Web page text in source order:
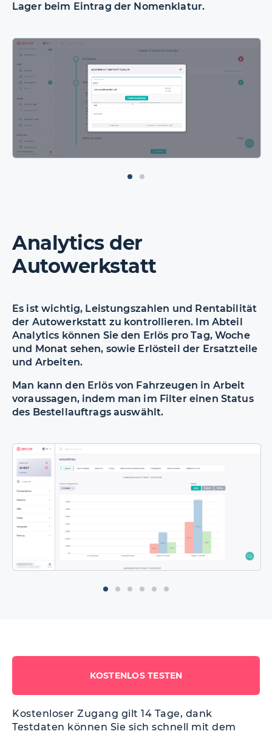
Lager beim Eintrag der Nomenklatur.
Analytics der
Autowerkstatt
Es ist wichtig, Leistungszahlen und Rentabilität
der Autowerkstatt zu kontrollieren. Im Abteil
Analytics können Sie den Erlös pro Tag, Woche
und Monat sehen, sowie Erlösteil der Ersatzteile
und Arbeiten.
Man kann den Erlös von Fahrzeugen in Arbeit
voraussagen, indem man im Filter einen Status
des Bestellauftrags auswählt.
KOSTENLOS TESTEN
Kostenloser Zugang gilt 14 Tage, dank
Testdaten können Sie sich schnell mit dem